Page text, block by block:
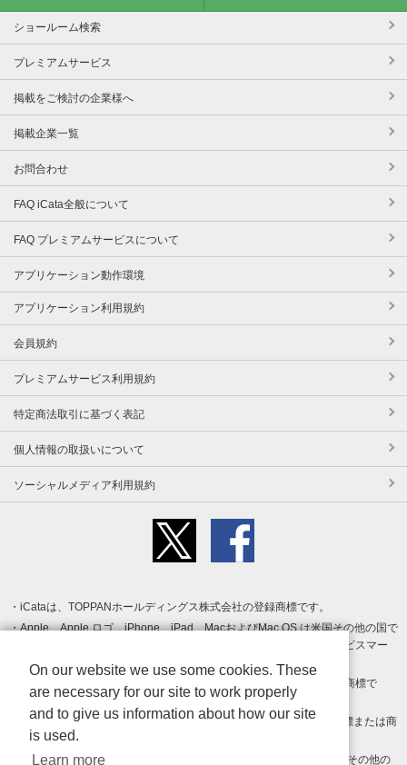
ショールーム検索
プレミアムサービス
掲載をご検討の企業様へ
掲載企業一覧
お問合わせ
FAQ iCata全般について
FAQ プレミアムサービスについて
アプリケーション動作環境
アプリケーション利用規約
会員規約
プレミアムサービス利用規約
特定商法取引に基づく表記
個人情報の取扱いについて
ソーシャルメディア利用規約
iCataは、TOPPANホールディングス株式会社の登録商標です。
Apple、Apple ロゴ、iPhone、iPad、MacおよびMac OS は米国その他の国で
登録された Apple Inc. の商標です。App Store は Apple Inc. のサービスマー
クです。
Android、Google Play および Google Play ロゴ は Google LLC の商標で
す。
Windows は Microsoft Inc.の米国およびその他の国における登録商標または商
標です。
Adobe、Adobe Reader、Adobe PDF は、Adobe Inc.の米国およびその他の
On our website we use some cookies. These
are necessary for our site to work properly
and to give us information about how our site
is used.
Learn more